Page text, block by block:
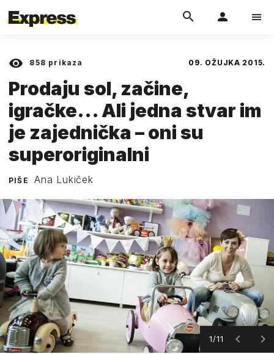
858 prikaza 09. OŽUJKA 2015.
Prodaju sol, začine,
igračke... Ali jedna stvar im
je zajednička – oni su
superoriginalni
PIŠE Ana Lukiček
1/11